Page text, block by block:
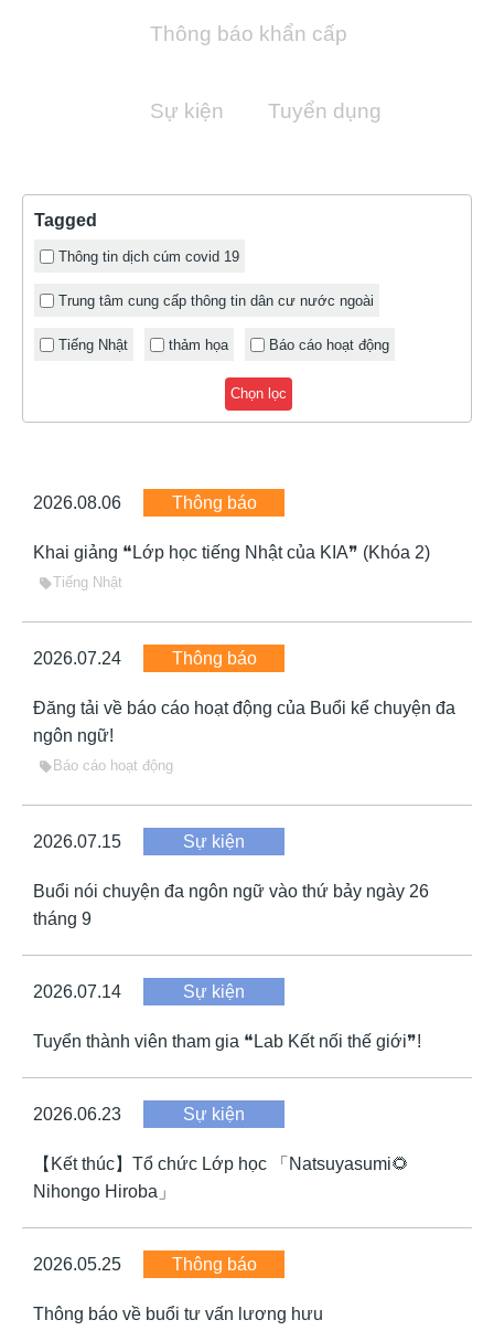
Thông báo khẩn cấp
Sự kiện Tuyển dụng
Tagged
Thông tin dịch cúm covid 19
Trung tâm cung cấp thông tin dân cư nước ngoài
Tiếng Nhật thảm họa Báo cáo hoạt động
Chọn lọc
2026.08.06 Thông báo
Khai giảng ❝Lớp học tiếng Nhật của KIA❞ (Khóa 2)
sellTiếng Nhật
2026.07.24 Thông báo
Đăng tải về báo cáo hoạt động của Buổi kể chuyện đa
ngôn ngữ!
sell Báo cáo hoạt động
2026.07.15 Sự kiện
Buổi nói chuyện đa ngôn ngữ vào thứ bảy ngày 26
tháng 9
2026.07.14 Sự kiện
Tuyển thành viên tham gia ❝Lab Kết nối thế giới❞!
2026.06.23 Sự kiện
【Kết thúc】Tổ chức Lớp học 「Natsuyasumi🌻
Nihongo Hiroba」
2026.05.25 Thông báo
Thông báo về buổi tư vấn lương hưu